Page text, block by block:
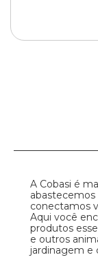
A Cobasi é
abastecemos
conectamos
Aqui você
produtos
e outros
jardinagem e